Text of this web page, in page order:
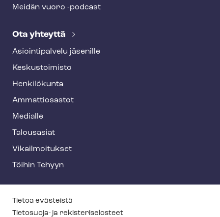
Meidän vuoro -podcast
Ota yhteyttä
Asioin­ti­pal­ve­lu jäsenille
Keskustoimisto
Henkilökunta
Ammattiosastot
Medialle
Talousasiat
Vi­kail­moi­tuk­set
Töihin Tehyyn
T
Tietoa evästeistä
Tietosuoja- ja re­kis­te­ri­se­los­teet